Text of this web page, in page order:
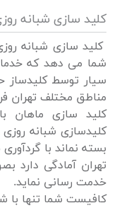
کلید سازی شبانه روزی
کلید سازی شبانه
شما می دهد که
سیار توسط کلیدساز
مناطق مختلف تهران
کلید سازی ماهان
کلیدسازی شبانه
بسته نماند با
تهران آمادگی دارد
خدمت رسانی نماید.
کافیست شما تنها با